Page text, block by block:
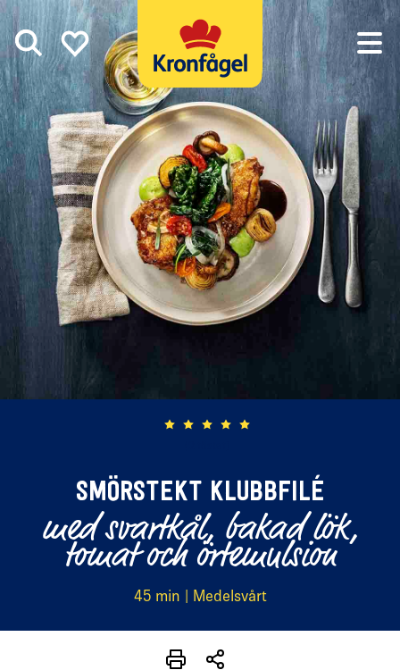
SMÖRSTEKT KLUBBFILÉ
med svartkål, bakad lök,
tomat och örtemulsion
45 min | Medelsvårt